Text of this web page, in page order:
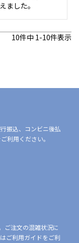
ました。
10件中 1-10件表示
振込、コンビニ後払
利用ください。
ご注文の混雑状況に
ご利用ガイドをご利